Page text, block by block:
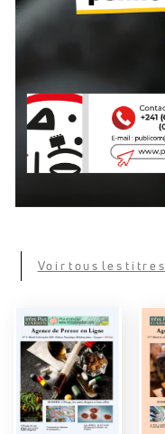
Voir tous les titres